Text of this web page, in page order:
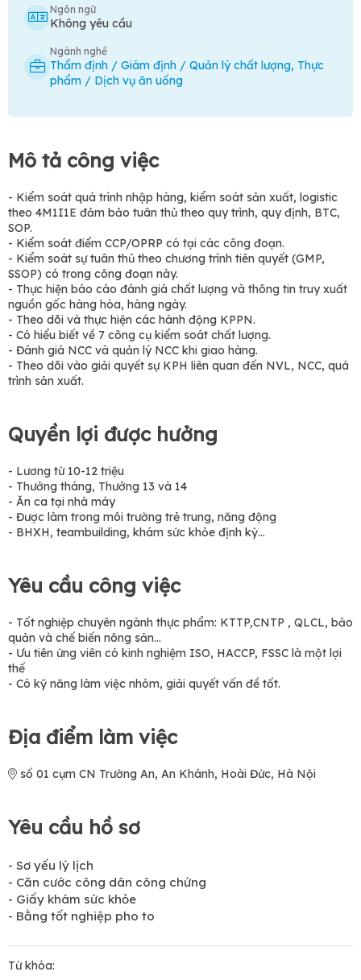
Ngôn ngữ
Không yêu cầu
Ngành nghề
Thẩm định / Giám định / Quản lý chất lượng, Thực
phẩm / Dịch vụ ăn uống
Mô tả công việc
- Kiểm soát quá trình nhập hàng, kiểm soát sản xuất, logistic
theo 4M1I1E đảm bảo tuân thủ theo quy trình, quy định, BTC,
SOP.
- Kiểm soát điểm CCP/OPRP có tại các công đoạn.
- Kiểm soát sự tuân thủ theo chương trình tiên quyết (GMP,
SSOP) có trong công đoạn này.
- Thực hiện báo cáo đánh giá chất lượng và thông tin truy xuất
nguồn gốc hàng hóa, hàng ngày.
- Theo dõi và thực hiện các hành động KPPN.
- Có hiểu biết về 7 công cụ kiểm soát chất lượng.
- Đánh giá NCC và quản lý NCC khi giao hàng.
- Theo dõi vào giải quyết sự KPH liên quan đến NVL, NCC, quá
trình sản xuất.
Quyền lợi được hưởng
- Lương từ 10-12 triệu
- Thưởng tháng, Thưởng 13 và 14
- Ăn ca tại nhà máy
- Được làm trong môi trường trẻ trung, năng động
- BHXH, teambuilding, khám sức khỏe định kỳ...
Yêu cầu công việc
- Tốt nghiệp chuyên ngành thực phẩm: KTTP,CNTP , QLCL, bảo
quản và chế biến nông sản...
- Ưu tiên ứng viên có kinh nghiệm ISO, HACCP, FSSC là một lợi
thế
- Có kỹ năng làm việc nhóm, giải quyết vấn đề tốt.
Địa điểm làm việc
số 01 cụm CN Trường An, An Khánh, Hoài Đức, Hà Nội
Yêu cầu hồ sơ
- Sơ yếu lý lịch
- Căn cước công dân công chứng
- Giấy khám sức khỏe
- Bằng tốt nghiệp pho to
Từ khóa: